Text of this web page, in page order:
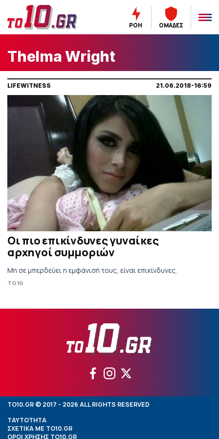
ΡΟΗ ΟΜΑΔΕΣ
Thelma Wright
LIFEWITNESS 21.06.2018-16:59
Οι πιο επικίνδυνες γυναίκες
αρχηγοί συμμοριών
Μη σε μπερδεύει η εμφάνισή τους, είναι επικίνδυνες.
TO10
TO10.GR © 2017 - 2026 ALL RIGHTS RESERVED
ΤΑΥΤΟΤΗΤΑ
ΣΧΕΤΙΚΑ ΜΕ TO10.GR
ΟΡΟΙ ΧΡΗΣΗΣ TO10.GR